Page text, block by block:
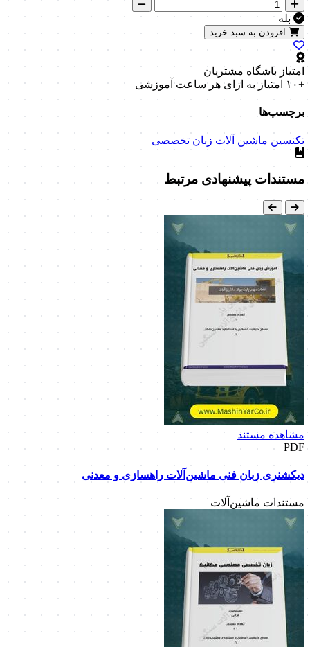
بله
افزودن به سبد خرید
امتیاز باشگاه مشتریان
+۱۰ امتیاز
به ازای هر ساعت آموزشی
برچسب‌ها
تکنسین ماشین آلات زبان تخصصی
مستندات پیشنهادی مرتبط
مشاهده مستند
PDF
دیکشنری زبان فنی ماشین‌آلات راهسازی و معدنی
مستندات ماشین‌آلات